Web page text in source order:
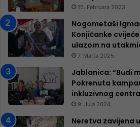
15. Februara 2023.
Nogometaši
Konjičanke
ulazom na
7. Marta 2025.
Jablanica: “Budi
Pokrenuta
inkluzivnog
9. Jula 2024.
Neretva zavijena